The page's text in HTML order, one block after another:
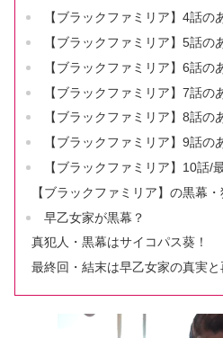
【ブラックファミリア】4話の
【ブラックファミリア】5話の
【ブラックファミリア】6話の
【ブラックファミリア】7話の
【ブラックファミリア】8話の
【ブラックファミリア】9話の
【ブラックファミリア】10話/
【ブラックファミリア】の黒幕
早乙女家が黒幕？
真犯人・黒幕はサイコパス葵！
最終回・結末は早乙女家の真実